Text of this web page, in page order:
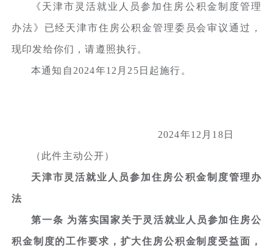
《天津市灵活就业人员参加住房公积金制度管理
办法》已经天津市住房公积金管理委员会审议通过，
现印发给你们，请遵照执行。
本通知自2024年12月25日起施行。
2024年12月18日
（此件主动公开）
天津市灵活就业人员参加住房公积金制度管理办
法
第一条 为落实国家关于灵活就业人员参加住房公
积金制度的工作要求，扩大住房公积金制度受益面，